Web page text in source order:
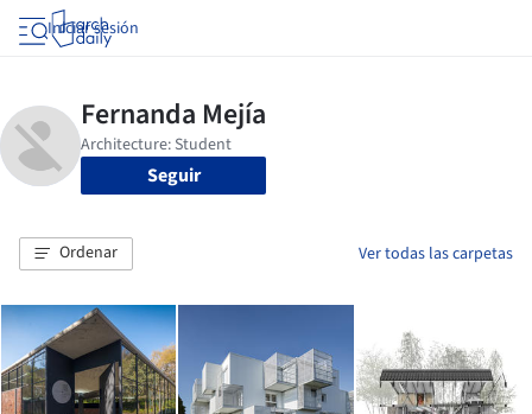
Iniciar sesión
Seguir
Ordenar Ver todas las carpetas